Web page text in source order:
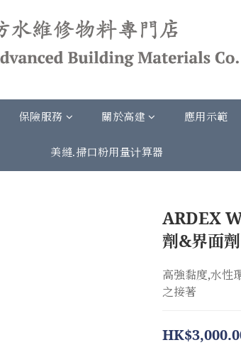
保險服務 關於高建 應用示範
美縫.掃口粉用量计算器
ARDEX
劑&界面劑
高強黏度,水性
之接著